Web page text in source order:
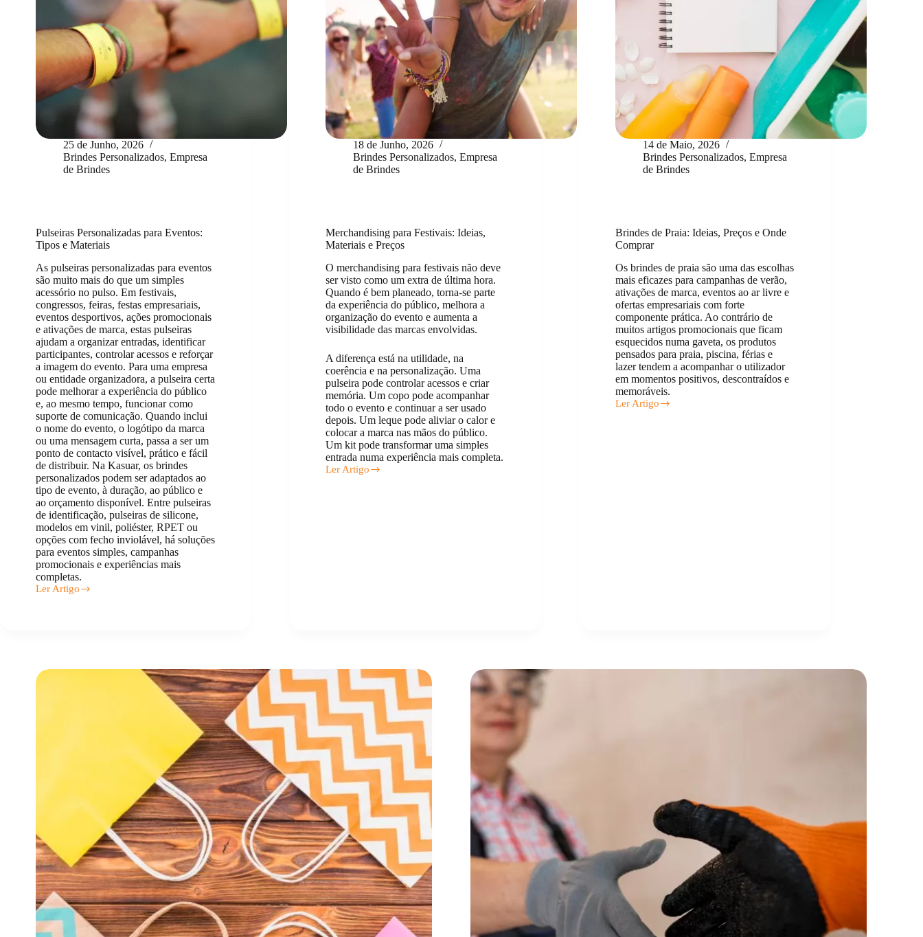
25 de Junho, 2026
Brindes Personalizados, Empresa
de Brindes
Pulseiras Personalizadas para Eventos:
Tipos e Materiais
As pulseiras personalizadas para eventos
são muito mais do que um simples
acessório no pulso. Em festivais,
congressos, feiras, festas empresariais,
eventos desportivos, ações promocionais
e ativações de marca, estas pulseiras
ajudam a organizar entradas, identificar
participantes, controlar acessos e reforçar
a imagem do evento. Para uma empresa
ou entidade organizadora, a pulseira certa
pode melhorar a experiência do público
e, ao mesmo tempo, funcionar como
suporte de comunicação. Quando inclui
o nome do evento, o logótipo da marca
ou uma mensagem curta, passa a ser um
ponto de contacto visível, prático e fácil
de distribuir. Na Kasuar, os brindes
personalizados podem ser adaptados ao
tipo de evento, à duração, ao público e
ao orçamento disponível. Entre pulseiras
de identificação, pulseiras de silicone,
modelos em vinil, poliéster, RPET ou
opções com fecho inviolável, há soluções
para eventos simples, campanhas
promocionais e experiências mais
completas.
Ler Artigo
Pulseiras
18 de Junho, 2026
Brindes Personalizados, Empresa
de Brindes
Merchandising para Festivais: Ideias,
Materiais e Preços
O merchandising para festivais não deve
ser visto como um extra de última hora.
Quando é bem planeado, torna-se parte
da experiência do público, melhora a
organização do evento e aumenta a
visibilidade das marcas envolvidas.
A diferença está na utilidade, na
coerência e na personalização. Uma
pulseira pode controlar acessos e criar
memória. Um copo pode acompanhar
todo o evento e continuar a ser usado
depois. Um leque pode aliviar o calor e
colocar a marca nas mãos do público.
Um kit pode transformar uma simples
entrada numa experiência mais completa.
Ler Artigo
Merchandising
14 de Maio, 2026
Brindes Personalizados, Empresa
de Brindes
Brindes de Praia: Ideias, Preços e Onde
Comprar
Os brindes de praia são uma das escolhas
mais eficazes para campanhas de verão,
ativações de marca, eventos ao ar livre e
ofertas empresariais com forte
componente prática. Ao contrário de
muitos artigos promocionais que ficam
esquecidos numa gaveta, os produtos
pensados para praia, piscina, férias e
lazer tendem a acompanhar o utilizador
em momentos positivos, descontraídos e
memoráveis.
Ler Artigo
Brindes